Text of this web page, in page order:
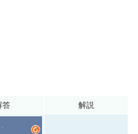
答 解説